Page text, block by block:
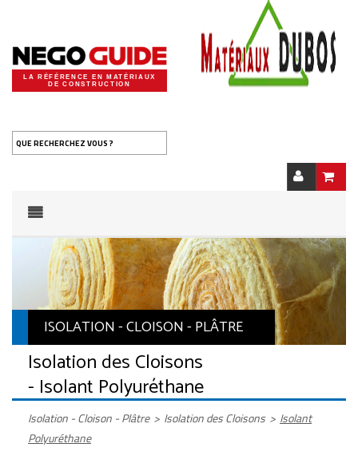
LA RÉFÉRENCE EN MATÉRIAUX
DE CONSTRUCTION
QUE RECHERCHEZ VOUS ?
ISOLATION - CLOISON - PLÂTRE
Isolation des Cloisons
- Isolant Polyuréthane
Isolation - Cloison - Plâtre > Isolation des Cloisons > Isolant
Polyuréthane